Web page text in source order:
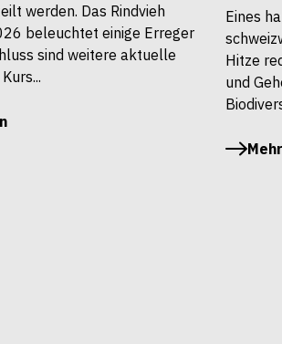
werden. Das Rindvieh
beleuchtet einige Erreger
sind weitere aktuelle
Eines
Hitze
und